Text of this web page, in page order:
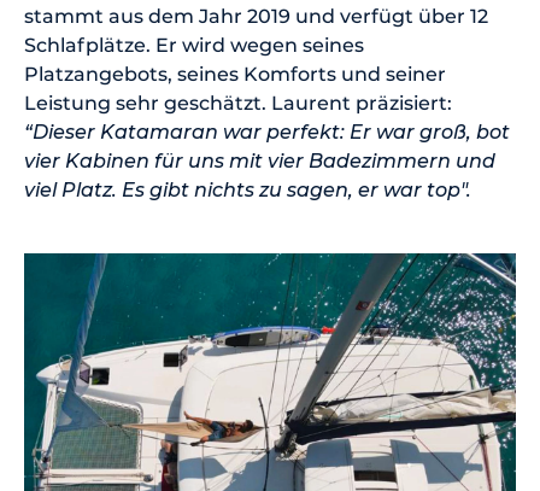
stammt aus dem Jahr 2019 und verfügt über 12
Schlafplätze. Er wird wegen seines
Platzangebots, seines Komforts und seiner
Leistung sehr geschätzt. Laurent präzisiert:
“Dieser Katamaran war perfekt: Er war groß, bot
vier Kabinen für uns mit vier Badezimmern und
viel Platz. Es gibt nichts zu sagen, er war top".